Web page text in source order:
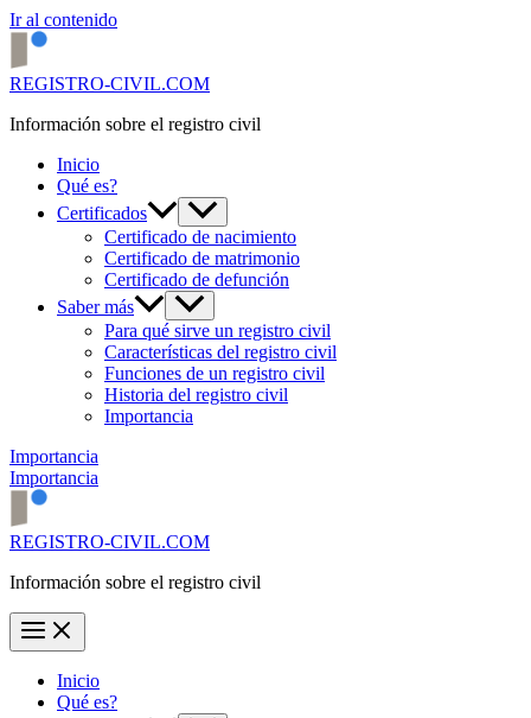
Ir al contenido
REGISTRO-CIVIL.COM
Información sobre el registro civil
Inicio
Qué es?
Certificados
Certificado de nacimiento
Certificado de matrimonio
Certificado de defunción
Saber más
Para qué sirve un registro civil
Características del registro civil
Funciones de un registro civil
Historia del registro civil
Importancia
Importancia
Importancia
REGISTRO-CIVIL.COM
Información sobre el registro civil
Inicio
Qué es?